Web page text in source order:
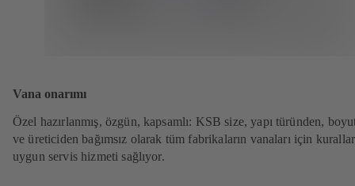
Vana onarımı
Özel hazırlanmış, özgün, kapsamlı: KSB size, yapı türünden,
ve üreticiden bağımsız olarak tüm fabrikaların vanaları için
uygun servis hizmeti sağlıyor.